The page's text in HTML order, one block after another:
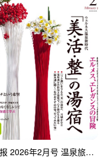
家庭画报 2026年2月号 温泉旅馆特集